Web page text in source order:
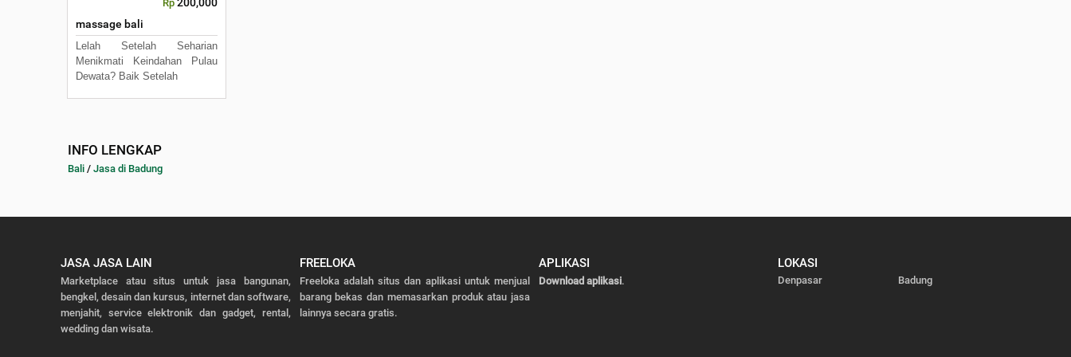
Rp
massage bali
Lelah Setelah Seharian
Menikmati Keindahan Pulau
Dewata? Baik Setelah
INFO LENGKAP
Bali / Jasa di Badung
JASA JASA LAIN
Marketplace atau situs untuk jasa bangunan,
bengkel, desain dan kursus, internet dan software,
menjahit, service elektronik dan gadget, rental,
wedding dan wisata.
FREELOKA
Freeloka adalah situs dan aplikasi untuk menjual
barang bekas dan memasarkan produk atau jasa
lainnya secara gratis.
APLIKASI
Download aplikasi.
LOKASI
Denpasar Badung